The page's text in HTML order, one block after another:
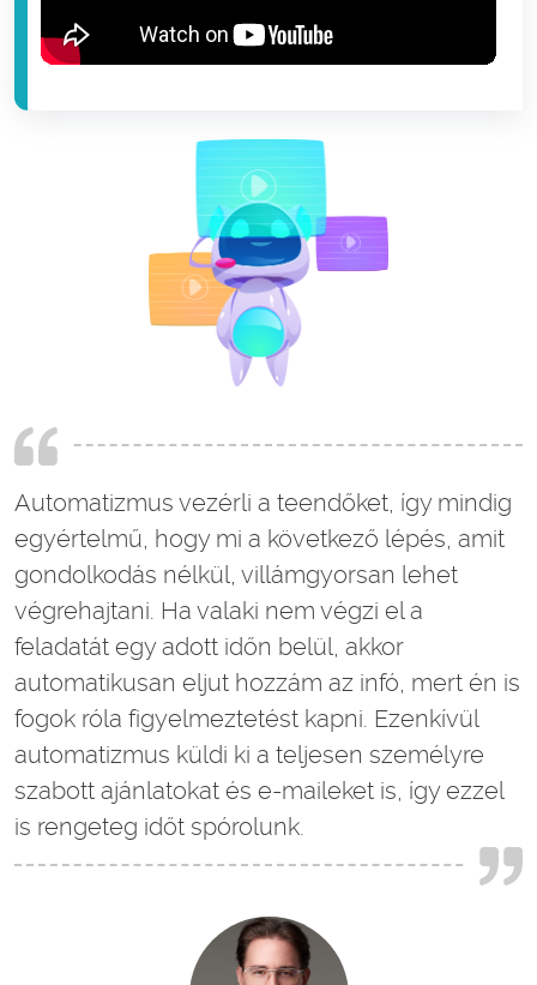
Automatizmus vezérli a teendőket, így mindig
egyértelmű, hogy mi a következő lépés, amit
gondolkodás nélkül, villámgyorsan lehet
végrehajtani. Ha valaki nem végzi el a
feladatát egy adott időn belül, akkor
automatikusan eljut hozzám az infó, mert én is
fogok róla figyelmeztetést kapni. Ezenkívül
automatizmus küldi ki a teljesen személyre
szabott ajánlatokat és e-maileket is, így ezzel
is rengeteg időt spórolunk.